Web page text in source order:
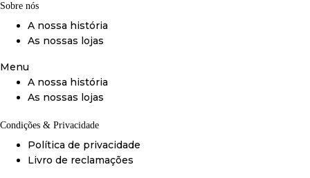
Sobre nós
A nossa história
As nossas lojas
Menu
A nossa história
As nossas lojas
Condições & Privacidade
Política de privacidade
Livro de reclamações